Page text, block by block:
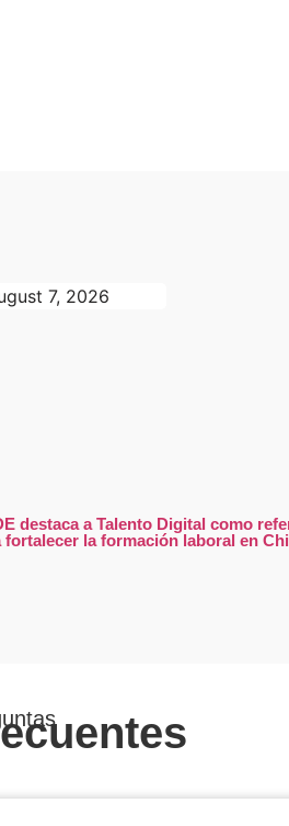
7, 2026
destaca a Talento Digital como
fortalecer la formación laboral en